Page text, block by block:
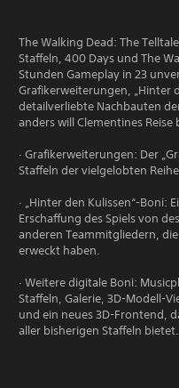
The Walking Dead: The
Staffeln, 400 Days und The
Stunden Gameplay in 23
Grafikerweiterungen, „Hinter
detailverliebte Nachbauten
anders will Clementines
· Grafikerweiterungen: Der
Staffeln der vielgelobten
· „Hinter den Kulissen“-Boni:
Erschaffung des Spiels von
anderen Teammitgliedern,
erweckt haben.
· Weitere digitale Boni:
Staffeln, Galerie, 3D-Modell-
und ein neues 3D-Frontend,
aller bisherigen Staffeln bietet.